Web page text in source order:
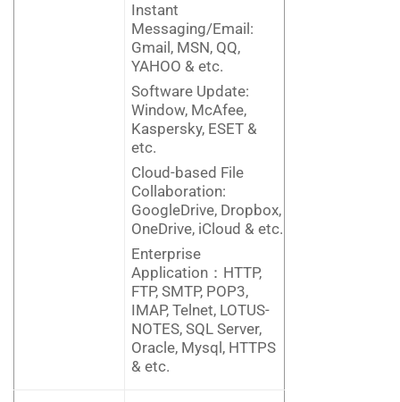
Instant
Messaging/Email:
Gmail, MSN, QQ,
YAHOO & etc.
Software Update:
Window, McAfee,
Kaspersky, ESET &
etc.
Cloud-based File
Collaboration:
GoogleDrive, Dropbox,
OneDrive, iCloud & etc.
Enterprise
Application：HTTP,
FTP, SMTP, POP3,
IMAP, Telnet, LOTUS-
NOTES, SQL Server,
Oracle, Mysql, HTTPS
& etc.